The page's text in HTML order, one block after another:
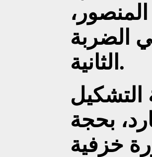
الضربة
الثانية.
التشكيل
بحجة
خزفية